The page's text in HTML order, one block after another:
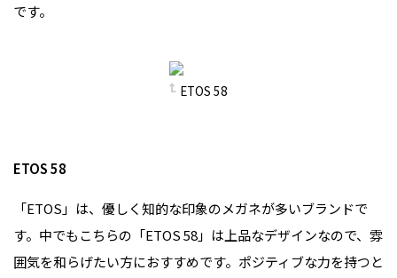
です。
ETOS 58
ETOS 58
「ETOS」は、優しく知的な印象のメガネが多いブランドで
す。中でもこちらの「ETOS 58」は上品なデザインなので、雰
囲気を和らげたい方におすすめです。ポジティブな力を持つと